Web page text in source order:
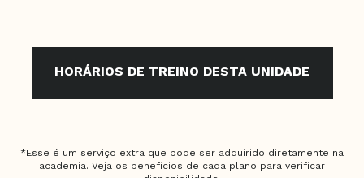
HORÁRIOS DE TREINO DESTA UNIDADE
*Esse é um serviço extra que pode ser adquirido diretamente na
academia. Veja os benefícios de cada plano para verificar